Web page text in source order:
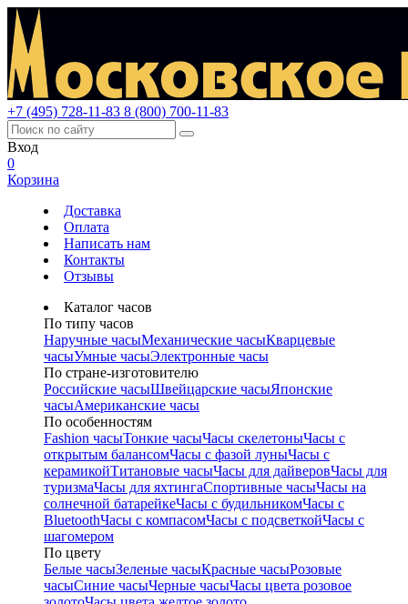
+7 (495) 728-11-83 8 (800) 700-11-83
Вход
0
Корзина
Доставка
Оплата
Написать нам
Контакты
Отзывы
Каталог часов
По типу часов
Наручные часыМеханические часыКварцевые
часыУмные часыЭлектронные часы
По стране-изготовителю
Российские часыШвейцарские часыЯпонские
часыАмериканские часы
По особенностям
Fashion часыТонкие часыЧасы скелетоныЧасы с
открытым балансомЧасы с фазой луныЧасы с
керамикойТитановые часыЧасы для дайверовЧасы для
туризмаЧасы для яхтингаСпортивные часыЧасы на
солнечной батарейкеЧасы с будильникомЧасы с
BluetoothЧасы с компасомЧасы с подсветкойЧасы с
шагомером
По цвету
Белые часыЗеленые часыКрасные часыРозовые
часыСиние часыЧерные часыЧасы цвета розовое